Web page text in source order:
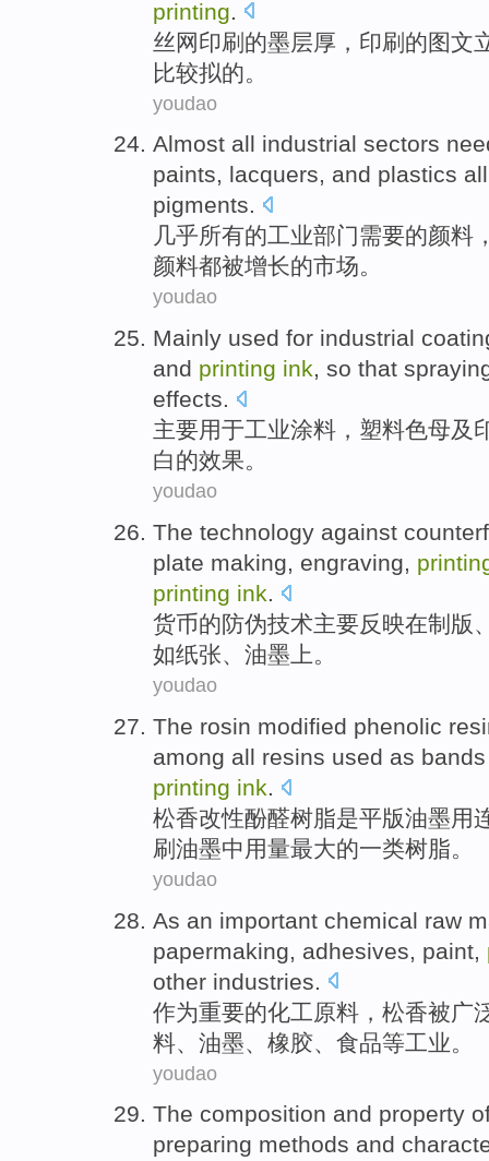
printing
丝网印刷的墨层厚 ，印刷的图文
比较拟的。
youdao
Almost all industrial sectors
paints, lacquers, and plastics all
pigments.
几乎所有的工业部门需要的颜料
颜料都被增长的市场。
youdao
Mainly used for industrial
and printing ink, so that
effects.
主要用于工业涂料 ， 塑料色母及
白的效果。
youdao
The technology against
plate making, engraving,
printing ink.
货币的防伪技术主要反映在制版
如纸张、 油墨 上。
youdao
The rosin modified phenolic
among all resins used as
printing ink.
松香改性酚醛树脂是平版油墨用
刷 油墨中用量最大的一类树脂。
youdao
As an important chemical raw
papermaking
adhesives paint
other industries
作为重要的化工 原料 ， 松香被广
料
油墨 橡胶 食品等工业。
youdao
The composition and property
preparing methods and